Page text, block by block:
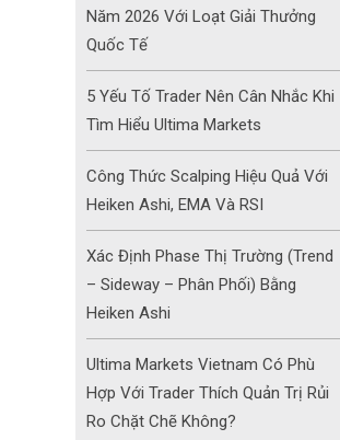
Năm 2026 Với Loạt Giải Thưởng
Quốc Tế
5 Yếu Tố Trader Nên Cân Nhắc Khi
Tìm Hiểu Ultima Markets
Công Thức Scalping Hiệu Quả Với
Heiken Ashi, EMA Và RSI
Xác Định Phase Thị Trường (Trend
– Sideway – Phân Phối) Bằng
Heiken Ashi
Ultima Markets Vietnam Có Phù
Hợp Với Trader Thích Quản Trị Rủi
Ro Chặt Chẽ Không?